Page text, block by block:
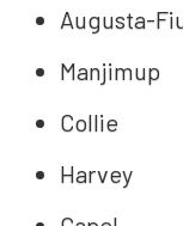
Augusta-
Manjimup
Collie
Harvey